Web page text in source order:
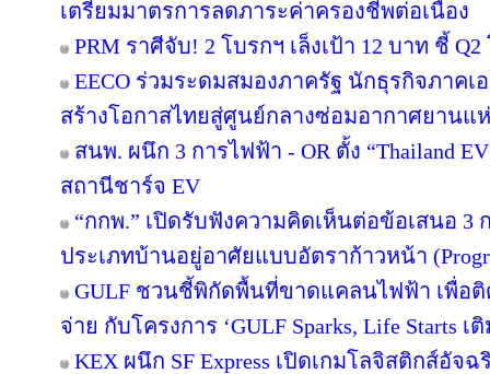
เตรียมมาตรการลดภาระค่าครองชีพต่อเนื่อง
PRM ราศีจับ! 2 โบรกฯ เล็งเป้า 12 บาท ชี้
EECO ร่วมระดมสมองภาครัฐ นักธุรกิจภาค
สร้างโอกาสไทยสู่ศูนย์กลางซ่อมอากาศยานแ
สนพ. ผนึก 3 การไฟฟ้า - OR ตั้ง “Thailand
สถานีชาร์จ EV
“กกพ.” เปิดรับฟังความคิดเห็นต่อข้อเสนอ 3
ประเภทบ้านอยู่อาศัยแบบอัตราก้าวหน้า
GULF ชวนชี้พิกัดพื้นที่ขาดแคลนไฟฟ้า เพื่อ
จ่าย กับโครงการ ‘GULF Sparks, Life Starts
KEX ผนึก SF Express เปิดเกมโลจิสติกส์อัจ